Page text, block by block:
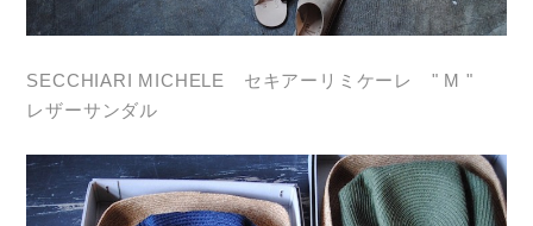
SECCHIARI MICHELE セキアーリミケーレ " M "
レザーサンダル